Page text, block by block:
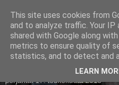
Pullollinen
perjantai 17. toukokuuta 2013
This site uses cookies from
and to analyze traffic. Your IP
shared with Google along
metrics to ensure quality of
statistics, and to detect and
LEARN